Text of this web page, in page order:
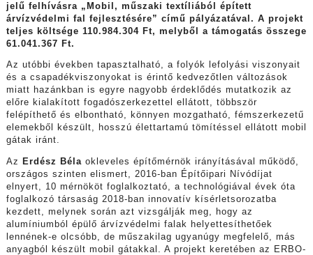
jelű felhívásra „Mobil, műszaki textíliából épített
árvízvédelmi fal fejlesztésére” című pályázatával. A projekt
teljes költsége 110.984.304 Ft, melyből a támogatás összege
61.041.367 Ft.
Az utóbbi években tapasztalható, a folyók lefolyási viszonyait
és a csapadékviszonyokat is érintő kedvezőtlen változások
miatt hazánkban is egyre nagyobb érdeklődés mutatkozik az
előre kialakított fogadószerkezettel ellátott, többször
felépíthető és elbontható, könnyen mozgatható, fémszerkezetű
elemekből készült, hosszú élettartamú tömítéssel ellátott mobil
gátak iránt.
Az Erdész Bélaokleveles építőmérnök irányításával működő,
országos szinten elismert, 2016-ban Építőipari Nívódíjat
elnyert, 10 mérnököt foglalkoztató, a technológiával évek óta
foglalkozó társaság 2018-ban innovatív kísérletsorozatba
kezdett, melynek során azt vizsgálják meg, hogy az
alumíniumból épülő árvízvédelmi falak helyettesíthetőek
lennének-e olcsóbb, de műszakilag ugyanúgy megfelelő, más
anyagból készült mobil gátakkal. A projekt keretében az ERBO-